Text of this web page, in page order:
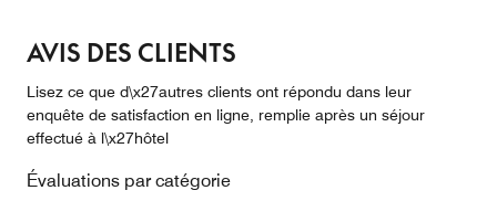
AVIS DES CLIENTS
Lisez ce que d\x27autres clients ont répondu dans leur
enquête de satisfaction en ligne, remplie après un séjour
effectué à l\x27hôtel
Évaluations par catégorie